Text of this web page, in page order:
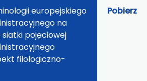
europejskiego
na
pojęciowej
filologiczno-
Pobierz